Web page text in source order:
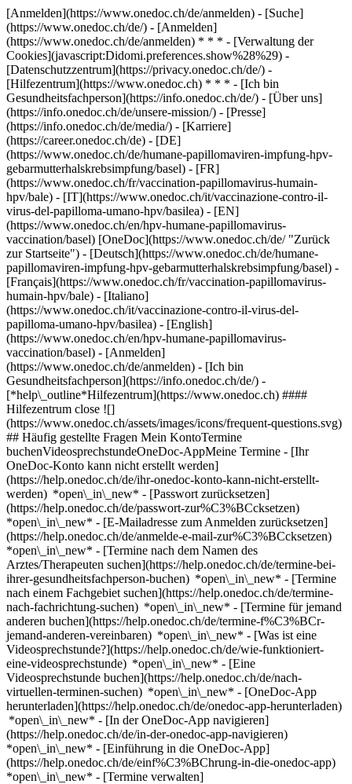
[Anmelden](https://www.onedoc.ch/de/anmelden) - [Suche]
(https://www.onedoc.ch/de/) - [Anmelden]
(https://www.onedoc.ch/de/anmelden) * * * - [Verwaltung der
Cookies](javascript:Didomi.preferences.show%28%29) -
[Datenschutzzentrum](https://privacy.onedoc.ch/de/) -
[Hilfezentrum](https://www.onedoc.ch) * * * - [Ich bin
Gesundheitsfachperson](https://info.onedoc.ch/de/) - [Über uns]
(https://info.onedoc.ch/de/unsere-mission/) - [Presse]
(https://info.onedoc.ch/de/media/) - [Karriere]
(https://career.onedoc.ch/de) - [DE]
(https://www.onedoc.ch/de/humane-papillomaviren-impfung-hpv-
gebarmutterhalskrebsimpfung/basel) - [FR]
(https://www.onedoc.ch/fr/vaccination-papillomavirus-humain-
hpv/bale) - [IT](https://www.onedoc.ch/it/vaccinazione-contro-il-
virus-del-papilloma-umano-hpv/basilea) - [EN]
(https://www.onedoc.ch/en/hpv-humane-papillomavirus-
vaccination/basel) [OneDoc](https://www.onedoc.ch/de/ "Zurück
zur Startseite") - [Deutsch](https://www.onedoc.ch/de/humane-
papillomaviren-impfung-hpv-gebarmutterhalskrebsimpfung/basel) -
[Français](https://www.onedoc.ch/fr/vaccination-papillomavirus-
humain-hpv/bale) - [Italiano]
(https://www.onedoc.ch/it/vaccinazione-contro-il-virus-del-
papilloma-umano-hpv/basilea) - [English]
(https://www.onedoc.ch/en/hpv-humane-papillomavirus-
vaccination/basel) - [Anmelden]
(https://www.onedoc.ch/de/anmelden) - [Ich bin
Gesundheitsfachperson](https://info.onedoc.ch/de/) -
[*help\_outline*Hilfezentrum](https://www.onedoc.ch) ####
Hilfezentrum close ![]
(https://www.onedoc.ch/assets/images/icons/frequent-questions.svg)
## Häufig gestellte Fragen Mein KontoTermine
buchenVideosprechstundeOneDoc-AppMeine Termine - [Ihr
OneDoc-Konto kann nicht erstellt werden]
(https://help.onedoc.ch/de/ihr-onedoc-konto-kann-nicht-erstellt-
werden) *open\_in\_new* - [Passwort zurücksetzen]
(https://help.onedoc.ch/de/passwort-zur%C3%BCcksetzen)
*open\_in\_new* - [E-Mailadresse zum Anmelden zurücksetzen]
(https://help.onedoc.ch/de/anmelde-e-mail-zur%C3%BCcksetzen)
*open\_in\_new* - [Termine nach dem Namen des
Arztes/Therapeuten suchen](https://help.onedoc.ch/de/termine-bei-
ihrer-gesundheitsfachperson-buchen) *open\_in\_new* - [Termine
nach einem Fachgebiet suchen](https://help.onedoc.ch/de/termine-
nach-fachrichtung-suchen) *open\_in\_new* - [Termine für jemand
anderen buchen](https://help.onedoc.ch/de/termine-f%C3%BCr-
jemand-anderen-vereinbaren) *open\_in\_new* - [Was ist eine
Videosprechstunde?](https://help.onedoc.ch/de/wie-funktioniert-
eine-videosprechstunde) *open\_in\_new* - [Eine
Videosprechstunde buchen](https://help.onedoc.ch/de/nach-
virtuellen-terminen-suchen) *open\_in\_new* - [OneDoc-App
herunterladen](https://help.onedoc.ch/de/onedoc-app-herunterladen)
*open\_in\_new* - [In der OneDoc-App navigieren]
(https://help.onedoc.ch/de/in-der-onedoc-app-navigieren)
*open\_in\_new* - [Einführung in die OneDoc-App]
(https://help.onedoc.ch/de/einf%C3%BChrung-in-die-onedoc-app)
*open\_in\_new* - [Termine verwalten](https://help.onedoc.ch/de/termine-verwalten) *open\_in\_new* - [Termine absagen](https://help.onedoc.ch/de/online-gebuchte-termine-absagen) *open\_in\_new* - [Ich erhalte keine Terminbestätigung](https://help.onedoc.ch/de/ich-erhalte-keine-terminbest%C3%A4tigung) *open\_in\_new* [Alle unsere Artikel anzeigen *open\_in\_new*](https://help.onedoc.ch/de/) close ## Ihre Suche bearbeiten ![Haus mit Pluszeichen, das anzeigt, dass eine Konsultation vor Ort möglich ist](https://www.onedoc.ch/assets/images/icons/on-site.svg) Vor Ort ![Kamera mit Play-Symbol, die anzeigt, dass eine Konsultation per Video aus der Ferne möglich ist](https://www.onedoc.ch/assets/images/icons/remote.svg) Virtuell Suche #### Fachrichtung #### Gesundheitsfachperson #### Einrichtung edit Humane Papillomaviren Impfung (HPV) | Gebärmutterhalskrebsimpfung in Basel tune Filter Neue Patienten*keyboard\_arrow\_down* - Zugelassen*check\_circle* Gesprochene Sprachen*keyboard\_arrow\_down* - Arabisch*check\_circle* - Armenisch*check\_circle* - Deutsch*check\_circle* - Englisch*check\_circle* - Französisch*check\_circle* - Griechisch*check\_circle* - Italienisch*check\_circle* - Kroatisch*check\_circle* - Kurdisch*check\_circle* - Luxemburgisch*check\_circle* - Polnisch*check\_circle* - Portugiesisch*check\_circle* - Russisch*check\_circle* - Slowakisch*check\_circle* - Spanisch*check\_circle* - Tschechisch*check\_circle* - Türkisch*check\_circle* - Ungarisch*check\_circle* Geschlecht*keyboard\_arrow\_down* - Weiblich*check\_circle* - Männlich*check\_circle* Netzwerk*keyboard\_arrow\_down* - Medbase*check\_circle* Verfügbarkeit*keyboard\_arrow\_down* - Heute*check\_circle* - In den nächsten 3 Tagen*check\_circle* - In den nächsten 7 Tagen*check\_circle* - In den nächsten 14 Tagen*check\_circle* # __Humane Papillomaviren Impfung (HPV) | Gebärmutterhalskrebsimpfung__ in __Basel__: Buchen Sie heute Ihren Termin online ## 13 Ergebnisse in Basel [![Dr. med. Letizia Cardone, Hausärztin (Allgemeinmedizinerin) in Basel](https://assets.onedoc.ch/images/users/fe9bde9267f828e082d90c0395ecef1c87989b73a6b241fbec3858fa3790ce08-small.jpg "Dr. med. Letizia Cardone, Hausärztin (Allgemeinmedizinerin) in Basel")](https://www.onedoc.ch/de/hausarztin-allgemeinmedizinerin/basel/pcv8y/dr-med-letizia-cardone) ### [Dr. med. Letizia Cardone](https://www.onedoc.ch/de/hausarztin-allgemeinmedizinerin/basel/pcv8y/dr-med-letizia-cardone) ![Abzeichen, das ein verifiziertes Profil kennzeichnet](https://www.onedoc.ch/assets/images/icons/checkmark.svg) [Hausärztin (Allgemeinmedizinerin)](https://www.onedoc.ch/de/hausarzt-allgemeinmedizin/basel) [Baselmed AG - Hausarzt & Notfallpraxis](https://www.onedoc.ch/de/gruppenpraxis/basel/erj7/baselmed-ag-hausarzt-notfallpraxis) Greifengasse 11 4058 Basel ![Patient mit Pluszeichen, der anzeigt, dass neue Patienten angenommen werden](https://www.onedoc.ch/assets/images/icons/new-patients.svg)Akzeptiert neue Patienten [Termin buchen](https://www.onedoc.ch/de/hausarztin-allgemeinmedizinerin/basel/pcv8y/dr-med-letizia-cardone) Expertisen: Humane Papillomaviren Impfung (HPV) | Gebärmutterhalskrebsimpfung, [Blutentnahme für Check up | Blutanalyse für Check up](https://www.onedoc.ch/de/blutentnahme-fur-check-up-blutanalyse-fur-check-up/basel), [Vorsorgeuntersuchung | Check up](https://www.onedoc.ch/de/vorsorgeuntersuchung-check-up/basel), [Blutentnahme | Blutprobe](https://www.onedoc.ch/de/blutentnahme-blutprobe/basel), [Messung des Blutdrucks](https://www.onedoc.ch/de/messung-des-blutdrucks/basel), [Messung des Cholesterinspiegels | Blutfettwerte messen](https://www.onedoc.ch/de/messung-des-cholesterinspiegels-blutfettwerte-messen/basel), [C-reaktives Protein (CRP) | CRP-Test](https://www.onedoc.ch/de/c-reaktives-protein-crp-crp-test/basel), [Impfberatung](https://www.onedoc.ch/de/impfberatung/basel), [Grippeimpfung](https://www.onedoc.ch/de/grippeimpfung/basel), [Grippe | Influenza | Grippesymptome | Schnupfen](https://www.onedoc.ch/de/grippe-influenza-grippesymptome-schnupfen/basel)Mehr anzeigen *chevron\_left* Mo. 03 Aug. *chevron\_right* Mehr Termine anzeigen *error\_outline* Beim Laden der Verfügbarkeiten ist ein Fehler aufgetreten [Erneut versuchen](https://www.onedoc.ch) Expertisen: Humane Papillomaviren Impfung (HPV) | Gebärmutterhalskrebsimpfung, [Blutentnahme für Check up | Blutanalyse für Check up](https://www.onedoc.ch/de/blutentnahme-fur-check-up-blutanalyse-fur-check-up/basel), [Vorsorgeuntersuchung | Check up](https://www.onedoc.ch/de/vorsorgeuntersuchung-check-up/basel), [Blutentnahme | Blutprobe](https://www.onedoc.ch/de/blutentnahme-blutprobe/basel), [Messung des Blutdrucks](https://www.onedoc.ch/de/messung-des-blutdrucks/basel), [Messung des Cholesterinspiegels | Blutfettwerte messen](https://www.onedoc.ch/de/messung-des-cholesterinspiegels-blutfettwerte-messen/basel), [C-reaktives Protein (CRP) | CRP-Test](https://www.onedoc.ch/de/c-reaktives-protein-crp-crp-test/basel), [Impfberatung](https://www.onedoc.ch/de/impfberatung/basel), [Grippeimpfung](https://www.onedoc.ch/de/grippeimpfung/basel), [Grippe | Influenza | Grippesymptome | Schnupfen](https://www.onedoc.ch/de/grippe-influenza-grippesymptome-schnupfen/basel)Mehr anzeigen [![Dr. med. Oliver Maric, Hausarzt (Allgemeinmedizin) in Basel](https://assets.onedoc.ch/images/users/7056cfefd4051fe104d91f780893d1b79db4450a669e5e49b492ce995147ba9f-small.png "Dr. med. Oliver Maric, Hausarzt (Allgemeinmedizin) in Basel")](https://www.onedoc.ch/de/hausarzt-allgemeinmedizin/basel/p2gt/dr-med-oliver-maric) ### [Dr. med. Oliver Maric](https://www.onedoc.ch/de/hausarzt-allgemeinmedizin/basel/p2gt/dr-med-oliver-maric) ![Abzeichen, das ein verifiziertes Profil kennzeichnet](https://www.onedoc.ch/assets/images/icons/checkmark.svg) [Hausarzt (Allgemeinmedizin)](https://www.onedoc.ch/de/hausarzt-allgemeinmedizin/basel) [Baselmed AG - Hausarzt & Notfallpraxis](https://www.onedoc.ch/de/gruppenpraxis/basel/erj7/baselmed-ag-hausarzt-notfallpraxis) Greifengasse 11 4058 Basel ![Patient mit Pluszeichen, der anzeigt, dass neue Patienten angenommen werden](https://www.onedoc.ch/assets/images/icons/new-patients.svg)Akzeptiert neue Patienten [Termin buchen](https://www.onedoc.ch/de/hausarzt-allgemeinmedizin/basel/p2gt/dr-med-oliver-maric) Expertisen: Humane Papillomaviren Impfung (HPV) | Gebärmutterhalskrebsimpfung, [Blutentnahme | Blutprobe](https://www.onedoc.ch/de/blutentnahme-blutprobe/basel), [Messung des Blutdrucks](https://www.onedoc.ch/de/messung-des-blutdrucks/basel), [Vorsorgeuntersuchung | Check up](https://www.onedoc.ch/de/vorsorgeuntersuchung-check-up/basel), [Messung des Cholesterinspiegels | Blutfettwerte messen](https://www.onedoc.ch/de/messung-des-cholesterinspiegels-blutfettwerte-messen/basel), [Blutentnahme für Check up | Blutanalyse für Check up](https://www.onedoc.ch/de/blutentnahme-fur-check-up-blutanalyse-fur-check-up/basel), [C-reaktives Protein (CRP) | CRP-Test](https://www.onedoc.ch/de/c-reaktives-protein-crp-crp-test/basel), [Impfberatung](https://www.onedoc.ch/de/impfberatung/basel), [Grippeimpfung](https://www.onedoc.ch/de/grippeimpfung/basel), [Grippe | Influenza | Grippesymptome | Schnupfen](https://www.onedoc.ch/de/grippe-influenza-grippesymptome-schnupfen/basel)Mehr anzeigen *chevron\_left* Mo. 03 Aug. *chevron\_right* Mehr Termine anzeigen *error\_outline* Beim Laden der Verfügbarkeiten ist ein Fehler aufgetreten [Erneut versuchen](https://www.onedoc.ch) Expertisen: Humane Papillomaviren Impfung (HPV) | Gebärmutterhalskrebsimpfung, [Blutentnahme | Blutprobe](https://www.onedoc.ch/de/blutentnahme-blutprobe/basel), [Messung des Blutdrucks](https://www.onedoc.ch/de/messung-des-blutdrucks/basel), [Vorsorgeuntersuchung | Check up](https://www.onedoc.ch/de/vorsorgeuntersuchung-check-up/basel), [Messung des Cholesterinspiegels | Blutfettwerte messen](https://www.onedoc.ch/de/messung-des-cholesterinspiegels-blutfettwerte-messen/basel), [Blutentnahme für Check up | Blutanalyse für Check up](https://www.onedoc.ch/de/blutentnahme-fur-check-up-blutanalyse-fur-check-up/basel), [C-reaktives Protein (CRP) | CRP-Test](https://www.onedoc.ch/de/c-reaktives-protein-crp-crp-test/basel), [Impfberatung](https://www.onedoc.ch/de/impfberatung/basel), [Grippeimpfung](https://www.onedoc.ch/de/grippeimpfung/basel), [Grippe | Influenza | Grippesymptome | Schnupfen](https://www.onedoc.ch/de/grippe-influenza-grippesymptome-schnupfen/basel)Mehr anzeigen [![Dr. med. Julius Rüth, Hausarzt (Allgemeinmedizin) in Basel](https://assets.onedoc.ch/images/users/52d58d5545d87330a0bd820bed9dd134a59d227382a8717672d7644d799c11b7-small.png "Dr. med. Julius Rüth, Hausarzt (Allgemeinmedizin) in Basel")](https://www.onedoc.ch/de/hausarzt-allgemeinmedizin/basel/pc18b/dr-med-julius-ruth) ### [Dr. med. Julius Rüth](https://www.onedoc.ch/de/hausarzt-allgemeinmedizin/basel/pc18b/dr-med-julius-ruth) ![Abzeichen, das ein verifiziertes Profil kennzeichnet](https://www.onedoc.ch/assets/images/icons/checkmark.svg) [Hausarzt (Allgemeinmedizin)](https://www.onedoc.ch/de/hausarzt-allgemeinmedizin/basel) [Baselmed AG - Hausarzt & Notfallpraxis](https://www.onedoc.ch/de/gruppenpraxis/basel/erj7/baselmed-ag-hausarzt-notfallpraxis) Greifengasse 11 4058 Basel ![Patient mit Pluszeichen, der anzeigt, dass neue Patienten angenommen werden](https://www.onedoc.ch/assets/images/icons/new-patients.svg)Akzeptiert neue Patienten [Termin buchen](https://www.onedoc.ch/de/hausarzt-allgemeinmedizin/basel/pc18b/dr-med-julius-ruth) Expertisen: Humane Papillomaviren Impfung (HPV) | Gebärmutterhalskrebsimpfung, [Blutentnahme | Blutprobe](https://www.onedoc.ch/de/blutentnahme-blutprobe/basel), [Messung des Blutdrucks](https://www.onedoc.ch/de/messung-des-blutdrucks/basel), [Vorsorgeuntersuchung | Check up](https://www.onedoc.ch/de/vorsorgeuntersuchung-check-up/basel), [Messung des Cholesterinspiegels | Blutfettwerte messen](https://www.onedoc.ch/de/messung-des